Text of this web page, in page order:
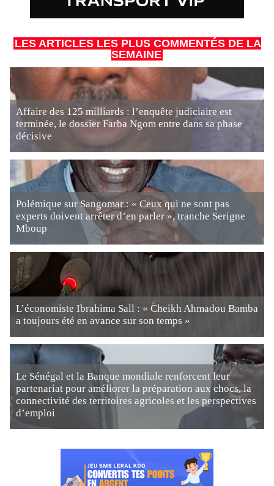
LES ARTICLES LES PLUS COMMENTÉS DE LA
SEMAINE
Affaire des 125 milliards : l’enquête judiciaire est
terminée, le dossier Farba Ngom entre dans sa phase
décisive
Polémique sur Sangomar : « Ceux qui ne sont pas
experts doivent arrêter d’en parler », tranche Serigne
Mboup
L’économiste Ibrahima Sall : « Cheikh Ahmadou Bamba
a toujours été en avance sur son temps »
Le Sénégal et la Banque mondiale renforcent leur
partenariat pour améliorer la préparation aux chocs, la
connectivité des territoires agricoles et les perspectives
d’emploi